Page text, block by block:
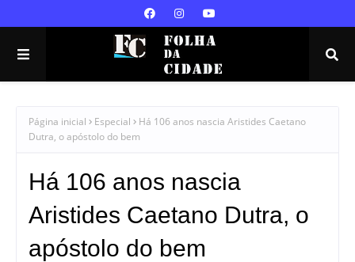
Página inicial Especial
Há 106 anos nascia Aristides Caetano
Dutra, o apóstolo do bem
Há 106 anos nascia
Aristides Caetano Dutra, o
apóstolo do bem